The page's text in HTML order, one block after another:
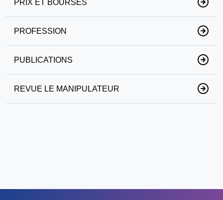
PRIX ET BOURSES
PROFESSION
PUBLICATIONS
REVUE LE MANIPULATEUR